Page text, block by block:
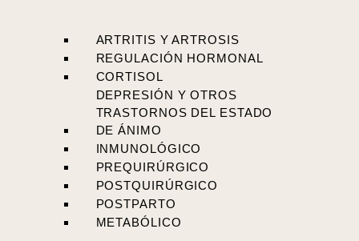
ARTRITIS Y ARTROSIS
REGULACIÓN HORMONAL
CORTISOL
DEPRESIÓN Y OTROS
TRASTORNOS DEL ESTADO
DE ÁNIMO
INMUNOLÓGICO
PREQUIRÚRGICO
POSTQUIRÚRGICO
POSTPARTO
METABÓLICO